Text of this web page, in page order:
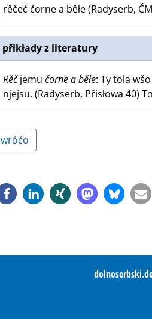
rěčeć čorne a běłe (Radyserb,
přikłady z literatury
Rěčjemu čorne a běłe: Ty tola
njejsu. (Radyserb, Přisłowa 40)
wróćo